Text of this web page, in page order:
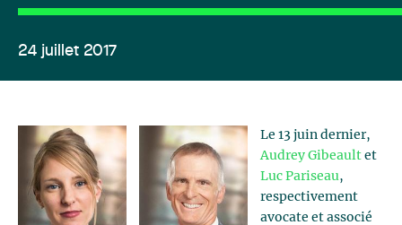
24 juillet 2017
Le 13 juin dernier,
Audrey Gibeault et
Luc Pariseau,
respectivement
avocate et associé